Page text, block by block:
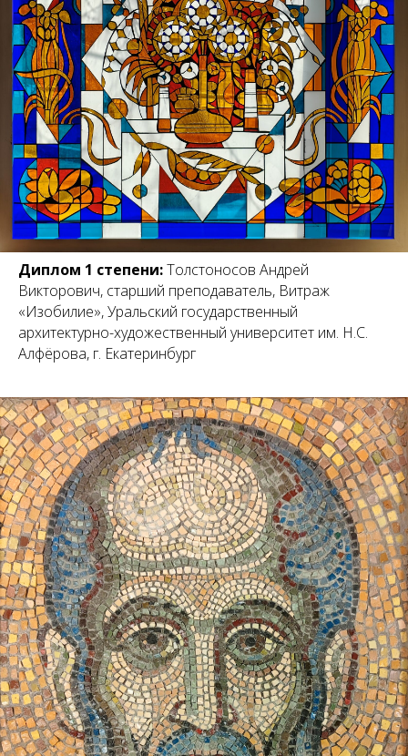
Диплом 1 степени:Толстоносов Андрей
Викторович, старший преподаватель, Витраж
«Изобилие», Уральский государственный
архитектурно-художественный университет им. Н.С.
Алфёрова, г. Екатеринбург